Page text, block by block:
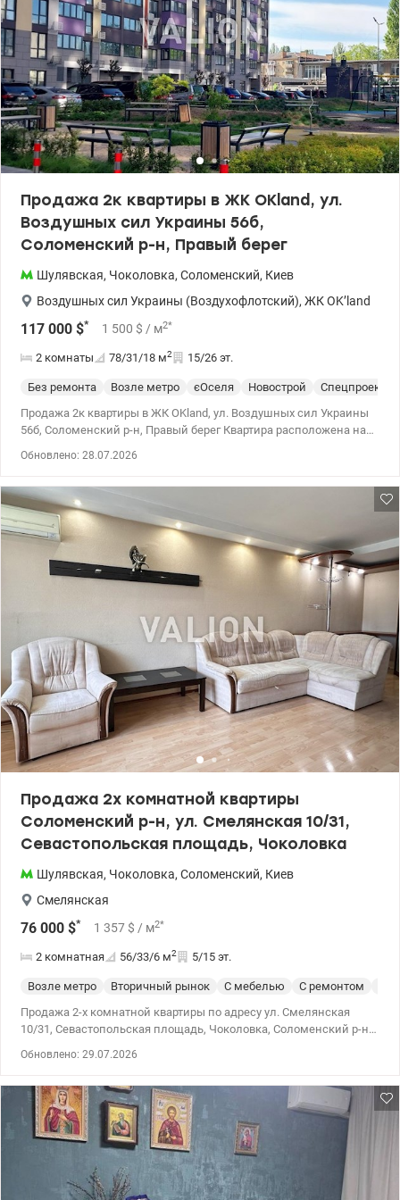
Продажа 2к квартиры в ЖК OKland, ул.
Воздушных сил Украины 56б,
Соломенский р-н, Правый берег
Шулявская, Чоколовка, Соломенский, Киев
Воздушных сил Украины (Воздухофлотский), ЖК OK’land
117 000 $* 1 500 $ / м2*
2 комнаты 78/31/18 м2 15/26 эт.
Без ремонта Возле метро єОселя Новострой
Спецпроект
Продажа 2к квартиры в ЖК OKland, ул. Воздушных сил Украины
56б, Соломенский р-н, Правый берег Квартира расположена на
каркасный дом, введенный в эксплуатацию в 2022 году. Дом с
автономным отоплением, подземным паркингом с лифтом на
750 мест. Рядом несколько супермаркетов: Billa, Сільпо, Novus и
АТБ. Дошкольные учреждения рядом с домом: детский сад с
яслями №146 и детский сад «Славяночка» — 8 минут пешком.
Также рядом расположены спортзалы и магазины. Цена: 117
Обновлено: 28.07.2026
Продажа 2х комнатной квартиры
Соломенский р-н, ул. Смелянская 10/31,
Севастопольская площадь, Чоколовка
Шулявская, Чоколовка, Соломенский, Киев
Смелянская
76 000 $* 1 357 $ / м2*
2 комнатная 56/33/6 м2 5/15 эт.
Возле метро Вторичный рынок С мебелью С ремонтом
Продажа 2-х комнатной квартиры по адресу ул. Смелянская
10/31, Севастопольская площадь, Чоколовка, Соломенский р-н,
Квартира имеет функциональную планировку. Большая гостевая
комната, спальня и отдельная кухня, укомплектованная всей
необходимой техникой (встроенный холодильник,
посудомоечная машина, варочная поверхность на 2 комфорки,
микроволновка). В квартире есть большая застекленная лоджия
5 кв.м. с выходом из 2х комнат. Можно обустроить зону отдыха
Обновлено: 29.07.2026